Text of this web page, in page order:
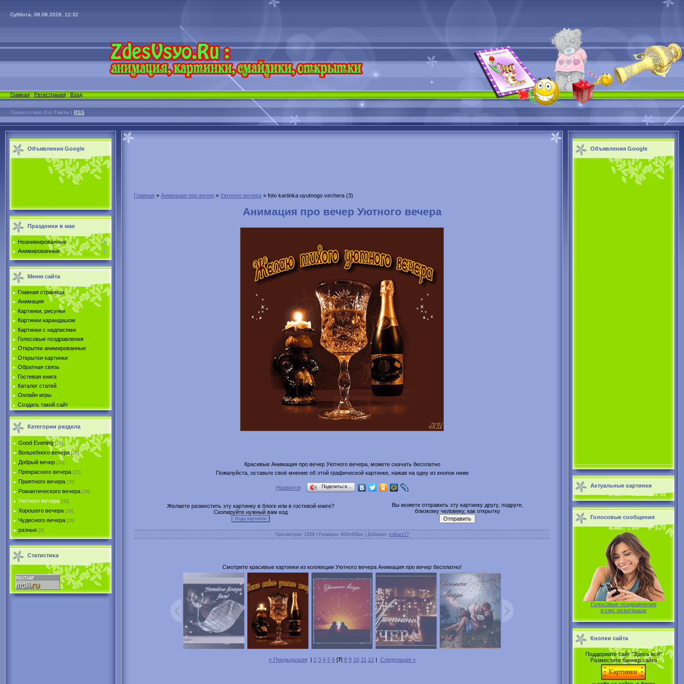
Суббота, 08.08.2026, 12:32
Главная|Регистрация|Вход
Приветствую Вас Гость | RSS
Объявления Google
Праздники в мае
Неанимированные
Анимированные
Меню сайта
Главная страница
Анимация
Картинки, рисунки
Картинки карандашом
Картинки с надписями
Голосовые поздравления
Открытки анимированные
Открытки-картинки
Обратная связь
Гостевая книга
Каталог статей
Онлайн игры
Создать такой сайт
Категории раздела
Good Evening [14]
Волшебного вечера [25]
Добрый вечер [33]
Прекрасного вечера [21]
Приятного вечера [35]
Романтического вечера [26]
Уютного вечера [32]
Хорошего вечера [10]
Чудесного вечера [28]
разные [0]
Статистика
Главная » Анимация про вечер » Уютного вечера » foto kartinka uyutnogo vechera (3)
Анимация про вечер Уютного вечера
Красивые Анимация про вечер Уютного вечера, можете скачать бесплатно
Пожалуйста, оставьте своё мнение об этой графической картинке, нажав на одну из кнопок ниже
Нравится Поделиться…
Желаете разместить эту картинку в блоге или в гостевой книге?
Скопируйте нужный вам код
Вы можете отправить эту картинку другу, подруге,
близкому человеку, как открытку
Просмотров: 1509 | Размеры: 400x400px | Добавил: yolbars77
Смотрите красивые картинки из коллекции Уютного вечера Анимация про вечер бесплатно!
« Предыдущая | 2 3 4 5 6[7] 8 9 10 11 12| Следующая »
Объявления Google
Актуальные картинки
Голосовые сообщения
Голосовые поздравления
и смс розыгрыши
Кнопки сайта
Поддержите сайт "Здесь всё"
Разместите баннер сайта